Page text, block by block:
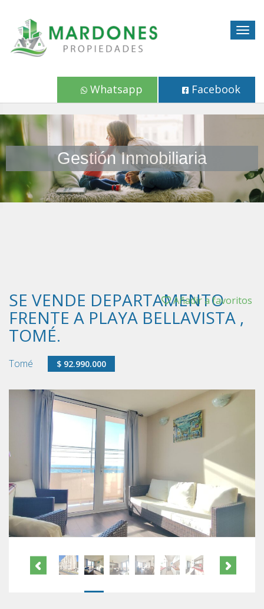
Facebook
Whatsapp
Gestión Inmobiliaria
SE VENDE DEPARTAMENTO
FRENTE A PLAYA BELLAVISTA ,
TOMÉ.
Añadir a favoritos
Tomé $ 92.990.000